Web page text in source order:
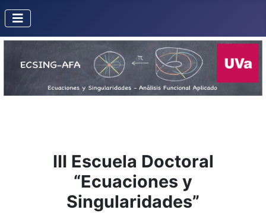
III Escuela Doctoral
“Ecuaciones y
Singularidades”